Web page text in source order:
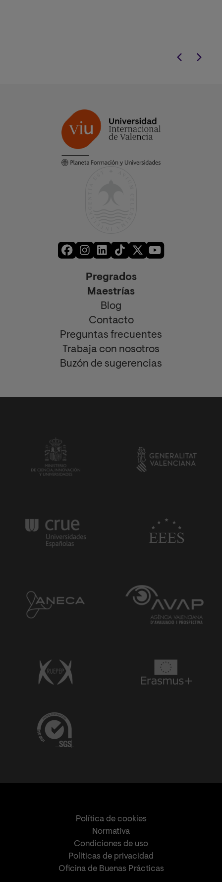
Pregrados
Maestrías
Blog
Contacto
Preguntas frecuentes
Trabaja con nosotros
Buzón de sugerencias
Política de cookies
Normativa
Condiciones de uso
Políticas de privacidad
Oficina de Buenas Prácticas